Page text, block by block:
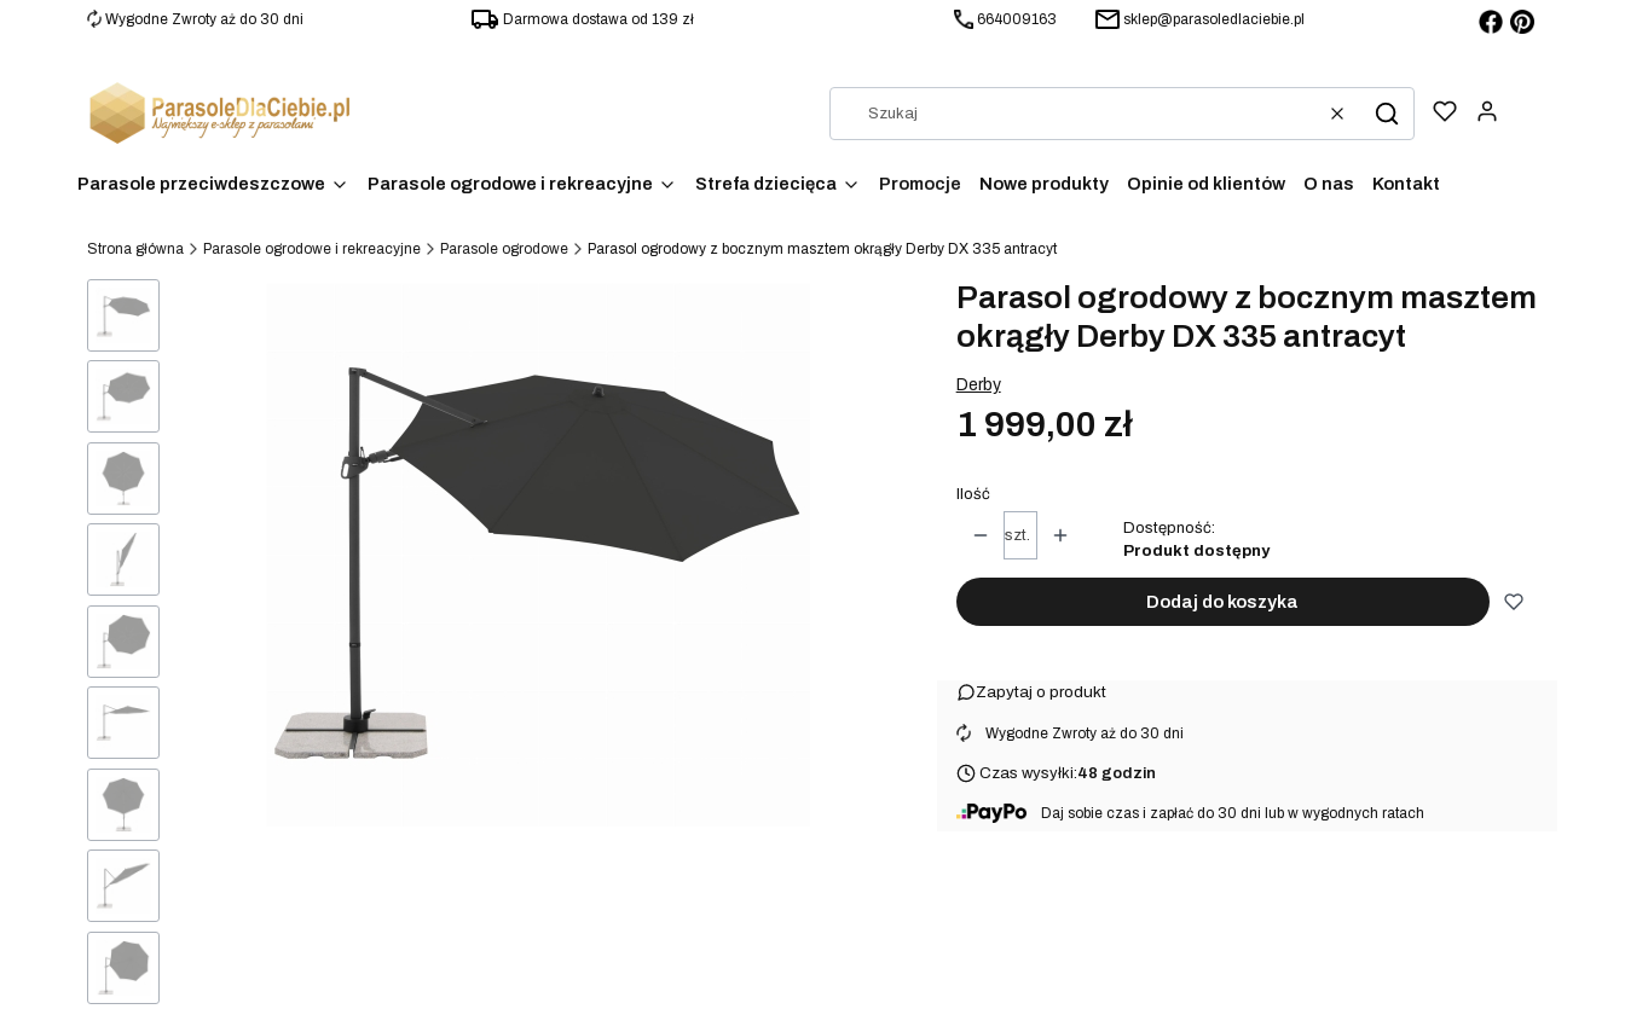
Wygodne Zwroty aż do 30 dni Darmowa dostawa od 139 zł 664009163 sklep@parasoledlaciebie.pl
WyczyśćSzukaj
Parasole przeciwdeszczowe Parasole ogrodowe i rekreacyjne Strefa dziecięca Promocje Nowe produkty Opinie od klientów O nas Kontakt
Strona główna Parasole ogrodowe i rekreacyjne Parasole ogrodowe Parasol ogrodowy z bocznym masztem okrągły Derby DX 335 antracyt
Parasol ogrodowy z bocznym masztem
okrągły Derby DX 335 antracyt
Derby
1 999,00 zł
Ilość
szt.
Dostępność:
Produkt dostępny
Dodaj do koszyka
Zapytaj o produkt
⠀Wygodne Zwroty aż do 30 dni
Czas wysyłki:48 godzin
⠀Daj sobie czas i zapłać do 30 dni lub w wygodnych ratach